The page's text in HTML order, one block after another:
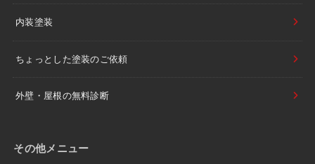
内装塗装
ちょっとした塗装のご依頼
外壁・屋根の無料診断
その他メニュー